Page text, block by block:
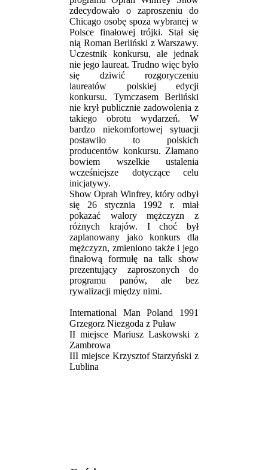
zdecydowało o zaproszeniu do
Chicago osobę spoza wybranej w
Polsce finałowej trójki. Stał się
nią Roman Berliński z Warszawy.
Uczestnik konkursu, ale jednak
nie jego laureat. Trudno więc było
się dziwić rozgoryczeniu
laureatów polskiej edycji
konkursu. Tymczasem Berliński
nie krył publicznie zadowolenia z
takiego obrotu wydarzeń. W
bardzo niekomfortowej sytuacji
postawiło to polskich
producentów konkursu. Złamano
bowiem wszelkie ustalenia
wcześniejsze dotyczące celu
inicjatywy.
Show Oprah Winfrey, który odbył
się 26 stycznia 1992 r. miał
pokazać walory mężczyzn z
różnych krajów. I choć był
zaplanowany jako konkurs dla
mężczyzn, zmieniono także i jego
finałową formułę na talk show
prezentujący zaproszonych do
programu panów, ale bez
rywalizacji między nimi.
International Man Poland 1991
Grzegorz Niezgoda z Puław
II miejsce Mariusz Laskowski z
Zambrowa
III miejsce Krzysztof Starzyński z
Lublina